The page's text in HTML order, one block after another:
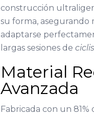
construcción
su forma, asegurando
adaptarse
largas sesiones de
Material
Avanzada
Fabricada con un